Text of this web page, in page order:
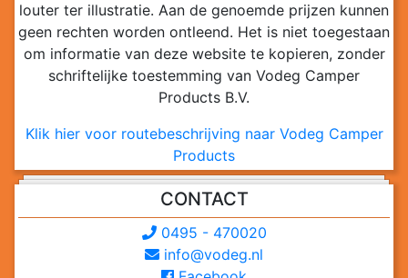
louter ter illustratie. Aan de genoemde prijzen kunnen
geen rechten worden ontleend. Het is niet toegestaan
om informatie van deze website te kopieren, zonder
schriftelijke toestemming van Vodeg Camper
Products B.V.
Klik hier voor routebeschrijving naar Vodeg Camper
Products
CONTACT
0495 - 470020
info@vodeg.nl